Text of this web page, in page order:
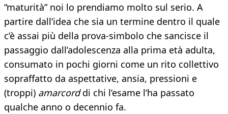
“maturità” noi lo prendiamo molto sul serio. A
partire dall’idea che sia un termine dentro il quale
c’è assai più della prova-simbolo che sancisce il
passaggio dall’adolescenza alla prima età adulta,
consumato in pochi giorni come un rito collettivo
sopraffatto da aspettative, ansia, pressioni e
(troppi) amarcorddi chi l’esame l’ha passato
qualche anno o decennio fa.